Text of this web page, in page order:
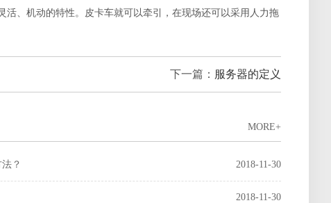
、机动的特性。皮卡车就可以牵引，在现场还可以采用人力拖
下一篇： 服务器的定义
MORE+
2018-11-30
？
2018-11-30